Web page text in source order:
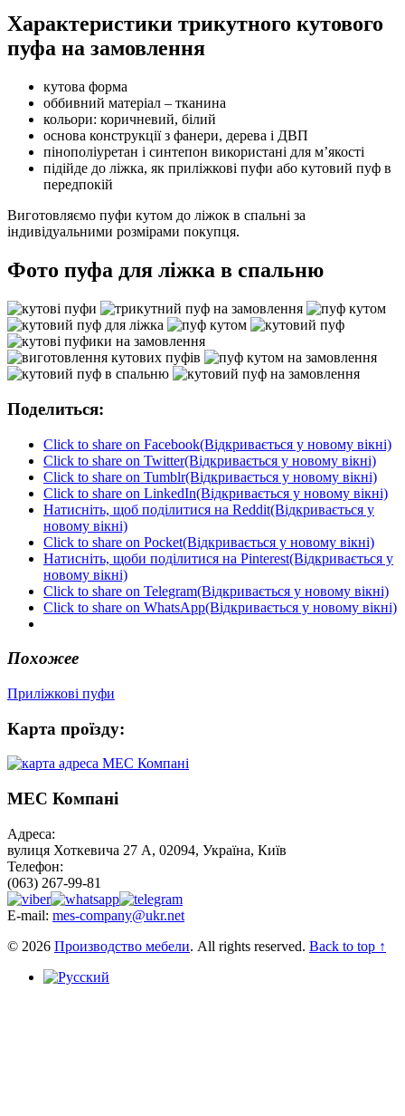
Характеристики трикутного кутового
пуфа на замовлення
кутова форма
оббивний матеріал – тканина
кольори: коричневий, білий
основа конструкції з фанери, дерева і ДВП
пінополіуретан і синтепон використані для м’якості
підійде до ліжка, як приліжкові пуфи або кутовий пуф в
передпокій
Виготовляємо пуфи кутом до ліжок в спальні за
індивідуальними розмірами покупця.
Фото пуфа для ліжка в спальню
Поделиться:
Click to share on Facebook(Відкривається у новому вікні)
Click to share on Twitter(Відкривається у новому вікні)
Click to share on Tumblr(Відкривається у новому вікні)
Click to share on LinkedIn(Відкривається у новому вікні)
Натисніть, щоб поділитися на Reddit(Відкривається у
новому вікні)
Click to share on Pocket(Відкривається у новому вікні)
Натисніть, щоби поділитися на Pinterest(Відкривається у
новому вікні)
Click to share on Telegram(Відкривається у новому вікні)
Click to share on WhatsApp(Відкривається у новому вікні)
Похожее
Приліжкові пуфи
Карта проїзду:
МЕС Компані
Адреса:
вулиця Хоткевича 27 А, 02094, Україна, Київ
Телефон:
(063) 267-99-81
E-mail: mes-company@ukr.net
© 2026 Производство мебели. All rights reserved. Back to top ↑